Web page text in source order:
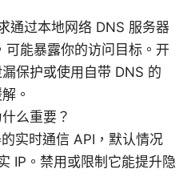
通过本地网络 DNS 服务器
可能暴露你的访问目标。开
保护或使用自带 DNS 的
。
么重要？
实时通信 API，默认情况
IP。禁用或限制它能提升隐